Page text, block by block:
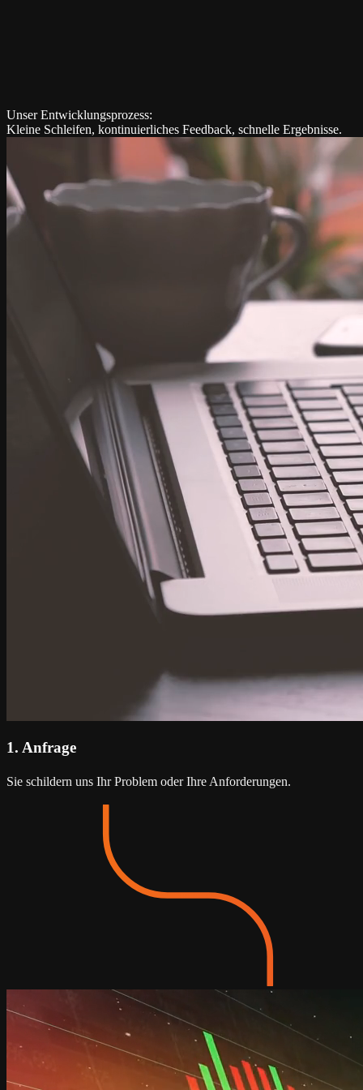
Unser Entwicklungsprozess:
Kleine Schleifen, kontinuierliches Feedback, schnelle Ergebnisse.
1. Anfrage
Sie schildern uns Ihr Problem oder Ihre Anforderungen.